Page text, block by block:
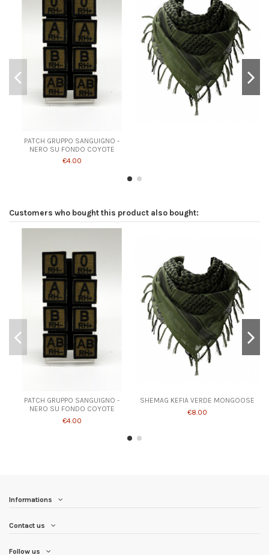
PATCH GRUPPO SANGUIGNO -
NERO SU FONDO COYOTE
€4.00
Customers who bought this product also bought:
PATCH GRUPPO SANGUIGNO -
NERO SU FONDO COYOTE
€4.00
SHEMAG KEFIA VERDE MONGOOSE
€8.00
Informations
Contact us
Follow us